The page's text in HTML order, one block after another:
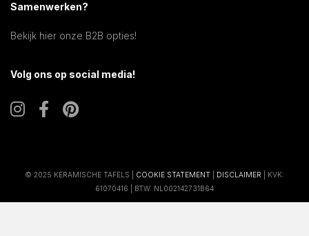
Samenwerken?
Bekijk hier onze B2B opties!
Volg ons op social media!
© 2025 KERAMISCHE TAFELS | COOKIE STATEMENT DISCLAIMER | KVK:
61070416 | BTW: NL002142731B64